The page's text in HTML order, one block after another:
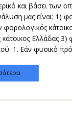
και βάσει των
μας είναι: 1)
Ελλάδας 3)
1. Εάν φυσικό